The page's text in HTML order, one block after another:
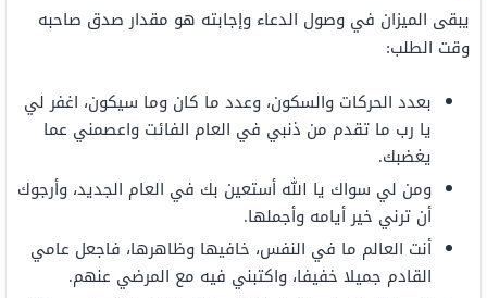
يبقى الميزان في وصول الدعاء وإجابته هو مقدار صدق صاحبه
وقت الطلب:
بعدد الحركات والسكون، وعدد ما كان وما سيكون، اغفر لي
يا رب ما تقدم من ذنبي في العام الفائت واعصمني عما
يغضبك.
ومن لي سواك يا الله أستعين بك في العام الجديد، وأرجوك
أن ترني خير أيامه وأجملها.
أنت العالم ما في النفس، خافيها وظاهرها، فاجعل عامي
القادم جميلا خفيفا، واكتبني فيه مع المرضي عنهم.